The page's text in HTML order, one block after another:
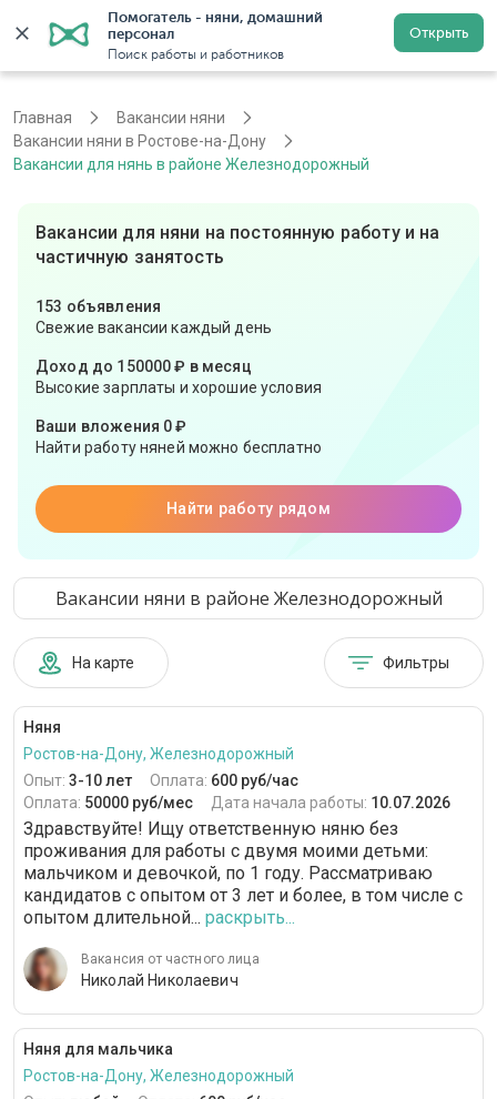
Помогатель - няни, домашний
персонал
Поиск работы и работников
Открыть
Ростов-на-Дону Регистрация
Главная
Вакансии няни
Вакансии няни в Ростове-на-Дону
Вакансии для нянь в районе Железнодорожный
Вакансии для няни на постоянную работу и на
частичную занятость
153 объявления
Свежие вакансии каждый день
Доход до 150000 ₽ в месяц
Высокие зарплаты и хорошие условия
Ваши вложения 0 ₽
Найти работу няней можно бесплатно
Найти работу рядом
Вакансии няни в районе Железнодорожный
На карте Фильтры
Няня
Ростов-на-Дону, Железнодорожный
Опыт: 3-10 лет Оплата: 600 руб/час
Оплата: 50000 руб/мес Дата начала работы: 10.07.2026
Здравствуйте! Ищу ответственную няню без
проживания для работы с двумя моими детьми:
мальчиком и девочкой, по 1 году. Рассматриваю
кандидатов с опытом от 3 лет и более, в том числе с
опытом длительной... раскрыть...
Вакансия от частного лица
Николай Николаевич
Няня для мальчика
Ростов-на-Дону, Железнодорожный